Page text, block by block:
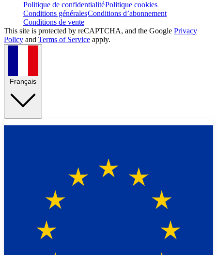
Politique de confidentialitéPolitique cookies
Conditions généralesConditions d’abonnement
Conditions de vente
This site is protected by reCAPTCHA, and the Google Privacy
Policy and Terms of Service apply.
Français